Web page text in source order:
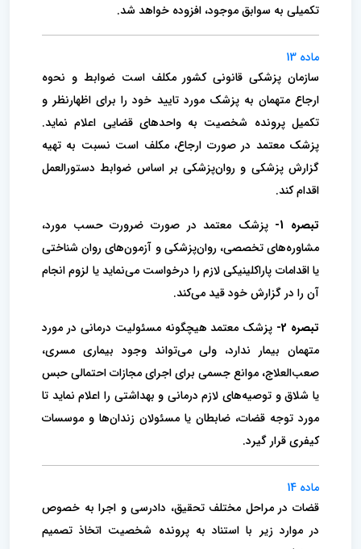
تکمیلی به سوابق موجود، افزوده خواهد شد.
ماده 13
سازمان پزشکی قانونی کشور مکلف است ضوابط و نحوه
ارجاع متهمان به پزشک مورد تایید خود را برای اظهارنظر و
تکمیل پرونده شخصیت به واحد‌های قضایی اعلام نماید.
پزشک معتمد در صورت ارجاع، مکلف است نسبت به تهیه
گزارش پزشکی و روان‌پزشکی بر اساس ضوابط دستورالعمل
اقدام کند.
تبصره 1-
پزشک معتمد در صورت ضرورت حسب مورد،
مشاوره‌های تخصصی، روان‌پزشکی و آزمون‌های روان شناختی
یا اقدامات پاراکلینیکی لازم را درخواست می‌نماید یا لزوم انجام
آن را در گزارش خود قید می‌کند.
تبصره 2-
پزشک معتمد هیچگونه مسئولیت درمانی در مورد
متهمان بیمار ندارد، ولی می‌تواند وجود بیماری مسری،
صعب‌العلاج، موانع جسمی برای اجرای مجازات احتمالی حبس
یا شلاق و توصیه‌های لازم درمانی و بهداشتی را اعلام نماید تا
مورد توجه قضات، ضابطان یا مسئولان زندان‌ها و موسسات
کیفری قرار گیرد.
ماده 14
قضات در مراحل مختلف تحقیق، دادرسی و اجرا به خصوص
در موارد زیر با استناد به پرونده شخصیت اتخاذ تصمیم